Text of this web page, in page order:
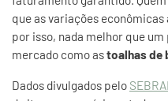
que as variações
por isso, nada melhor que
mercado como astoalhas de
Dados divulgados pelo